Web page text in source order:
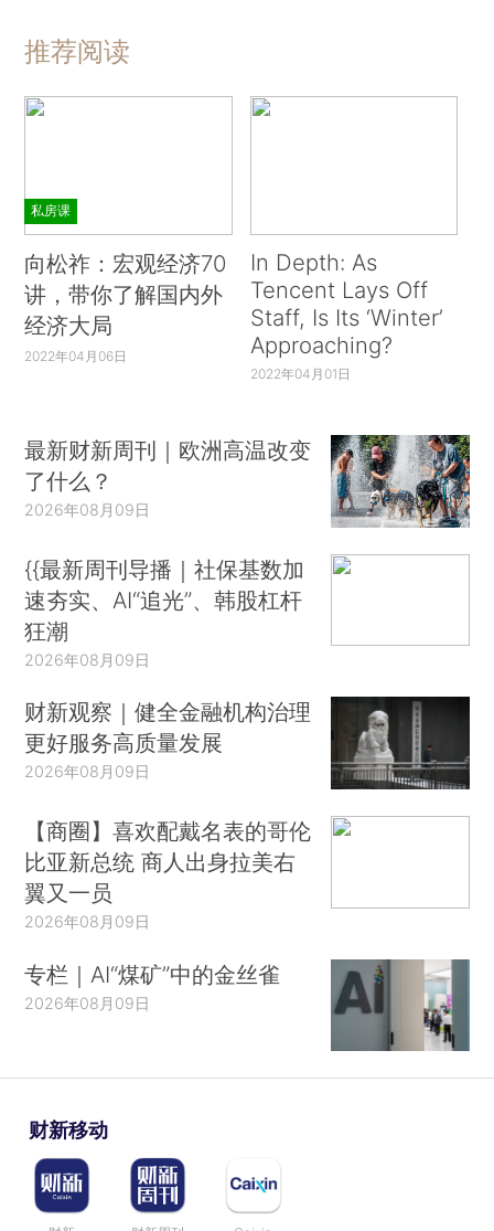
推荐阅读
私房课
向松祚：宏观经济70
讲，带你了解国内外
经济大局
2022年04月06日
In Depth: As
Tencent Lays Off
Staff, Is Its ‘Winter’
Approaching?
2022年04月01日
最新财新周刊｜欧洲高温改变
了什么？
2026年08月09日
{{最新周刊导播｜社保基数加
速夯实、AI“追光”、韩股杠杆
狂潮
2026年08月09日
财新观察｜健全金融机构治理
更好服务高质量发展
2026年08月09日
【商圈】喜欢配戴名表的哥伦
比亚新总统 商人出身拉美右
翼又一员
2026年08月09日
专栏｜AI“煤矿”中的金丝雀
2026年08月09日
财新移动